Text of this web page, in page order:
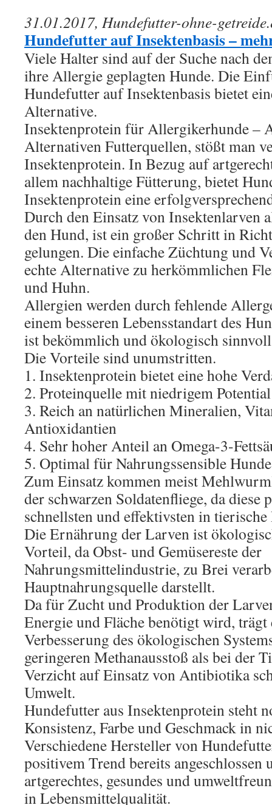
31.01.2017, Hundefutter-ohne-
Hundefutter auf Insektenbasis –
Viele Halter sind auf der Suche nach
ihre Allergie geplagten Hunde. Die
Hundefutter auf Insektenbasis bietet
Alternative.
Insektenprotein für Allergikerhunde –
Alternativen Futterquellen, stößt man
Insektenprotein. In Bezug auf
allem nachhaltige Fütterung, bietet
Insektenprotein eine
Durch den Einsatz von Insektenlarven
den Hund, ist ein großer Schritt in
gelungen. Die einfache Züchtung und
echte Alternative zu herkömmlichen
und Huhn.
Allergien werden durch fehlende
einem besseren Lebensstandart des
ist bekömmlich und ökologisch
Die Vorteile sind unumstritten.
1. Insektenprotein bietet eine hohe
2. Proteinquelle mit niedrigem
3. Reich an natürlichen Mineralien,
Antioxidantien
4. Sehr hoher Anteil an Omega-3-
5. Optimal für Nahrungssensible Hunde
Zum Einsatz kommen meist
der schwarzen Soldatenfliege, da diese
schnellsten und effektivsten in
Die Ernährung der Larven ist
Vorteil, da Obst- und Gemüsereste der
Nahrungsmittelindustrie, zu Brei
Hauptnahrungsquelle darstellt.
Da für Zucht und Produktion der
Energie und Fläche benötigt wird, trägt
Verbesserung des ökologischen
geringeren Methanausstoß als bei der
Verzicht auf Einsatz von Antibiotika
Umwelt.
Hundefutter aus Insektenprotein steht
Konsistenz, Farbe und Geschmack in
Verschiedene Hersteller von
positivem Trend bereits angeschlossen
artgerechtes, gesundes und
in Lebensmittelqualität.